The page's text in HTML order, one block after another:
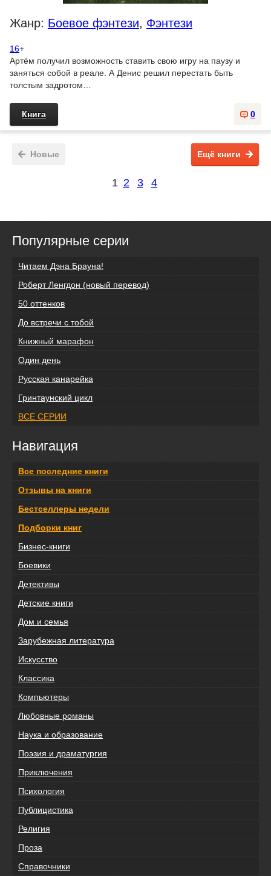
Жанр: Боевое фэнтези, Фэнтези
16+
Артём получил возможность ставить свою игру на паузу и
заняться собой в реале. А Денис решил перестать быть
толстым задротом…
0
Книга
Новые Ещё книги
1 2 3 4
Популярные серии
Читаем Дэна Брауна!
Роберт Ленгдон (новый перевод)
50 оттенков
До встречи с тобой
Книжный марафон
Один день
Русская канарейка
Гринтаунский цикл
ВСЕ СЕРИИ
Навигация
Все последние книги
Отзывы на книги
Бестселлеры недели
Подборки книг
Бизнес-книги
Боевики
Детективы
Детские книги
Дом и семья
Зарубежная литература
Искусство
Классика
Компьютеры
Любовные романы
Наука и образование
Поэзия и драматургия
Приключения
Психология
Публицистика
Религия
Проза
Справочники